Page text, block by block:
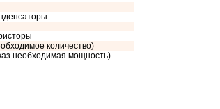
количество)
необходимая мощность)